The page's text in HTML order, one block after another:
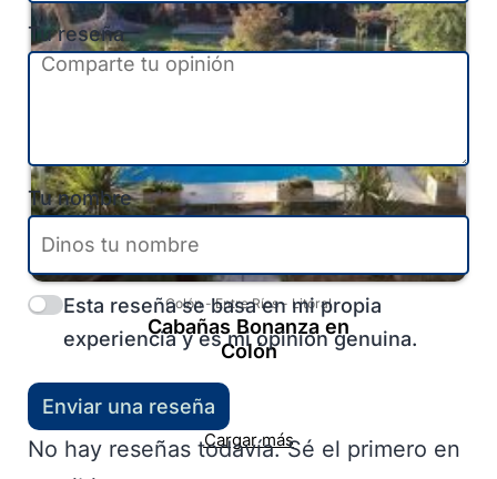
Colón-Entre Ríos- Litoral
Cabañas Bonanza en
Colón
Cargar más
Tu reseña
Tu nombre
Esta reseña se basa en mi propia
experiencia y es mi opinión genuina.
Enviar una reseña
No hay reseñas todavía. Sé el primero en